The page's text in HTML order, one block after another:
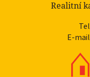
Realitní
E-